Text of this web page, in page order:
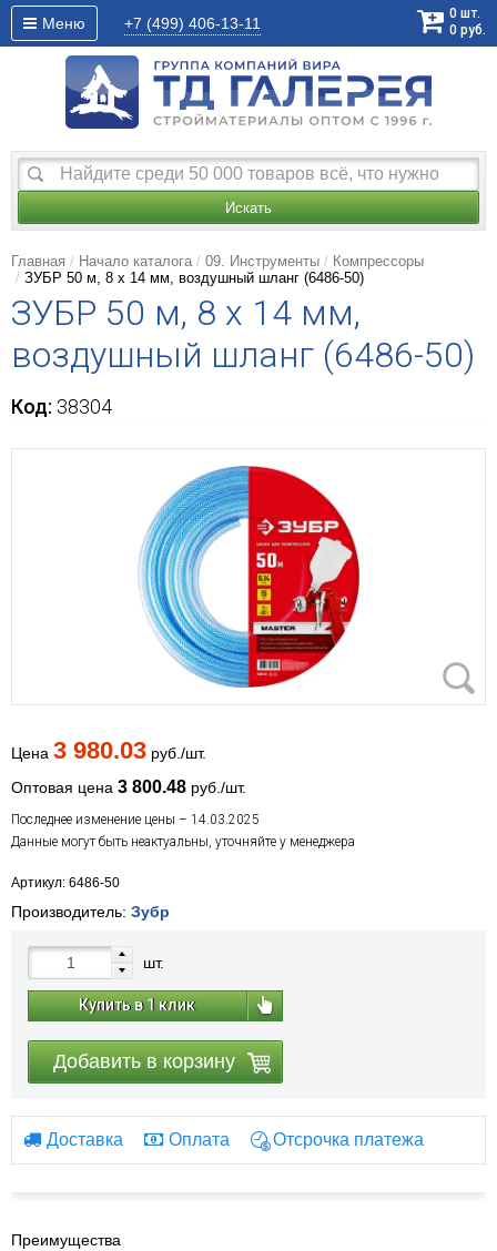
Меню +7 (499) 406-13-11
0 шт.
0 руб.
Искать
Главная Начало каталога 09. Инструменты
Компрессоры
ЗУБР 50 м, 8 х 14 мм, воздушный шланг (6486-50)
ЗУБР 50 м, 8 х 14 мм,
воздушный шланг (6486-50)
Код: 38304
Цена 3 980.03 руб./шт.
Оптовая цена 3 800.48 руб./шт.
Последнее изменение цены – 14.03.2025
Данные могут быть неактуальны, уточняйте у менеджера
Артикул: 6486-50
Производитель: Зубр
шт.
Купить в 1 клик
Добавить в корзину
Доставка Оплата Отсрочка платежа
Преимущества